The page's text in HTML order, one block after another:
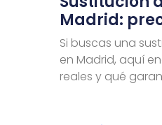
Madrid:
Si buscas una
en Madrid, aquí
reales y qué